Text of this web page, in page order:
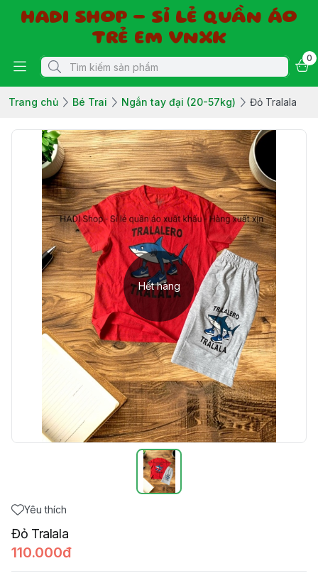
HADI SHOP - SỈ LẺ QUẦN ÁO
TRẺ EM VNXK
0
Trang chủ Bé Trai Ngắn tay đại (20-57kg) Đỏ Tralala
Hết hàng
Yêu thích
Đỏ Tralala
110.000đ